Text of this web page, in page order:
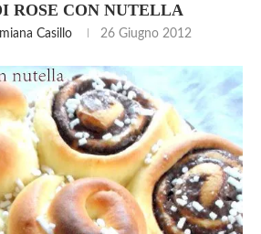
ROSE CON NUTELLA
Casillo 26 Giugno 2012